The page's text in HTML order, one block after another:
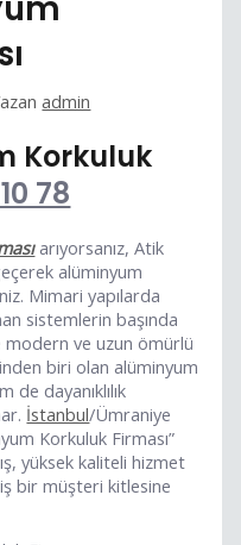
admin
Korkuluk
78
arıyorsanız, Atik
alüminyum
Mimari yapılarda
sistemlerin başında
ve uzun ömürlü
biri olan alüminyum
de dayanıklılık
İstanbul/Ümraniye
Korkuluk Firması”
yüksek kaliteli hizmet
bir müşteri kitlesine